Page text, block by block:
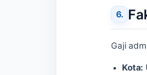
Gaji
Kota: